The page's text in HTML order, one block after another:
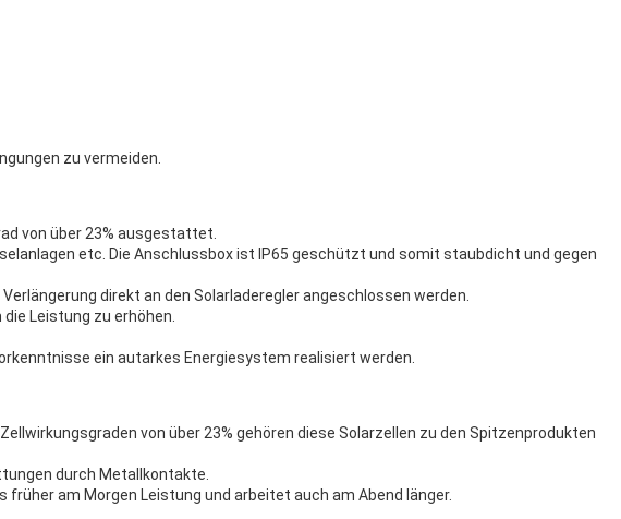
zu vermeiden.
von über 23% ausgestattet.
etc. Die Anschlussbox ist IP65 geschützt und somit staubdicht und gegen
direkt an den Solarladeregler angeschlossen werden.
Leistung zu erhöhen.
ein autarkes Energiesystem realisiert werden.
von über 23% gehören diese Solarzellen zu den Spitzenprodukten
durch Metallkontakte.
am Morgen Leistung und arbeitet auch am Abend länger.